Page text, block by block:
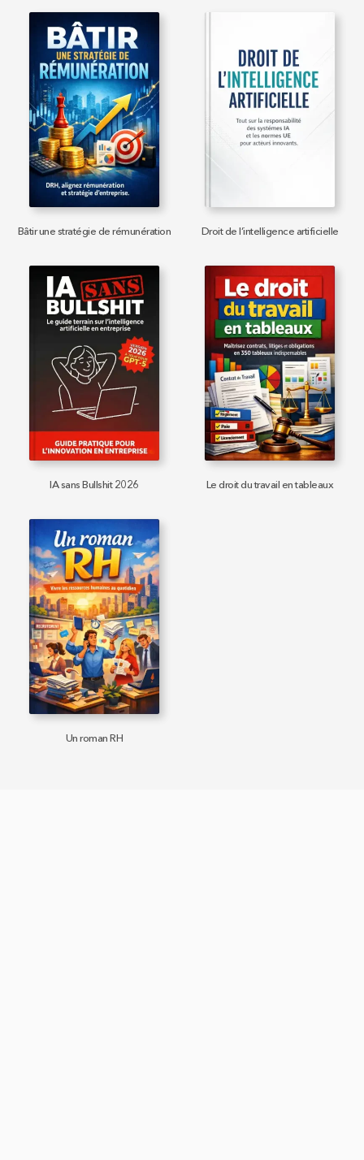
Bâtir une stratégie de rémunération Droit de l’intelligence artificielle
IA sans Bullshit 2026 Le droit du travail en tableaux
Un roman RH